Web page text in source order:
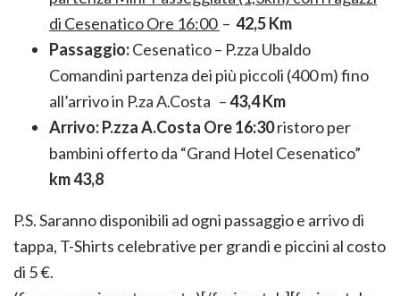
di Cesenatico Ore 16:00 – 42,5 Km
Passaggio:Cesenatico – P.zza Ubaldo
Comandini partenza dei più piccoli (400 m) fino
all’arrivo in P.za A.Costa –43,4 Km
Arrivo: P.zza A.Costa Ore 16:30ristoro per
bambini offerto da “Grand Hotel Cesenatico”
km 43,8
P.S. Saranno disponibili ad ogni passaggio e arrivo di
tappa, T-Shirts celebrative per grandi e piccini al costo
di 5 €.